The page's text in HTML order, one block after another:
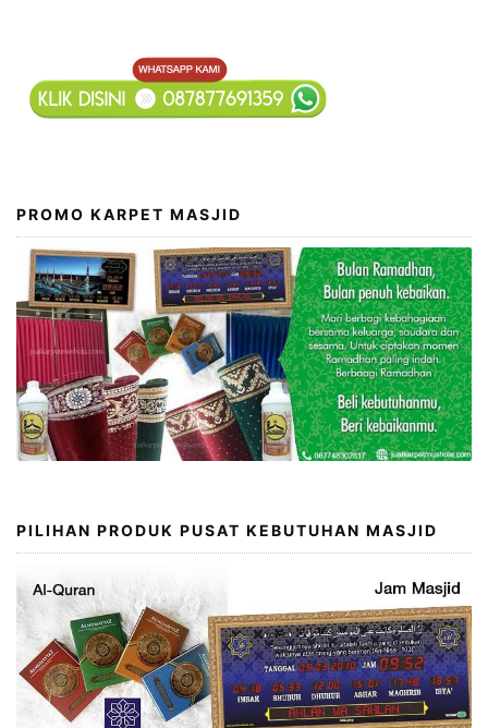
PROMO KARPET MASJID
PILIHAN PRODUK PUSAT KEBUTUHAN MASJID